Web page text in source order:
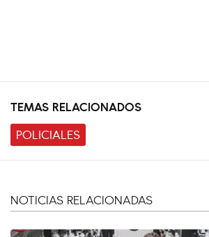
TEMAS RELACIONADOS
POLICIALES
NOTICIAS RELACIONADAS